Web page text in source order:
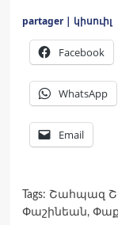
partager | կիսուիլ
Facebook
WhatsApp
Email
Tags: Շահպազ
Փաշինեան,